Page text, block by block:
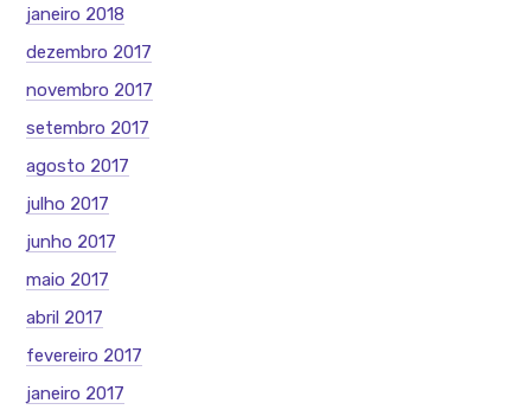
janeiro 2018
dezembro 2017
novembro 2017
setembro 2017
agosto 2017
julho 2017
junho 2017
maio 2017
abril 2017
fevereiro 2017
janeiro 2017